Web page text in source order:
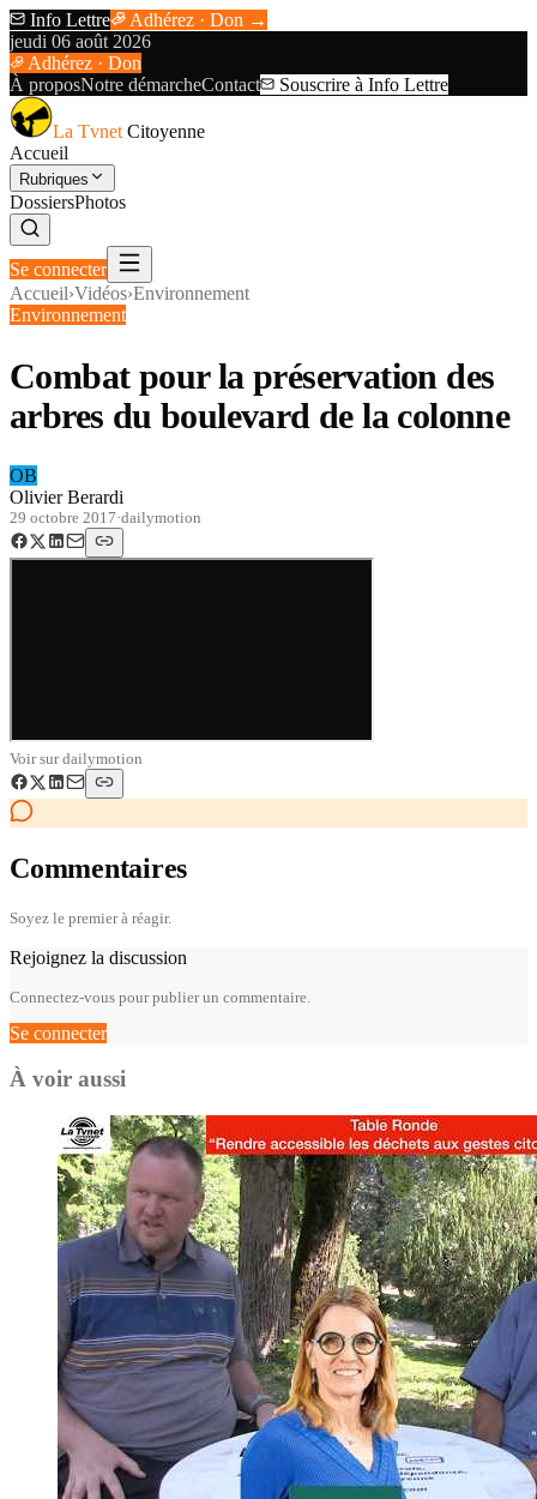
Info Lettre
Adhérez · Don →
jeudi 06 août 2026
Adhérez · Don
À proposNotre démarcheContact Souscrire à Info Lettre
La Tvnet Citoyenne
Accueil
Rubriques
DossiersPhotos
Se connecter
Accueil›Vidéos›Environnement
Environnement
Combat pour la préservation des
arbres du boulevard de la colonne
OB
Olivier Berardi
29 octobre 2017·dailymotion
Voir surdailymotion
Commentaires
Soyez le premier à réagir.
Rejoignez la discussion
Connectez-vous pour publier un commentaire.
Se connecter
À voir aussi